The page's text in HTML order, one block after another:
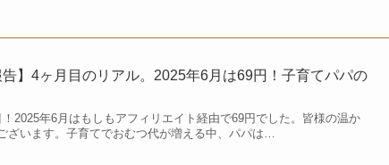
告】4ヶ月目のリアル。2025年6月は69円！子育てパパの
2025年6月はもしもアフィリエイト経由で69円でした。皆様の温か
ざいます。子育てでおむつ代が増える中、パパは…